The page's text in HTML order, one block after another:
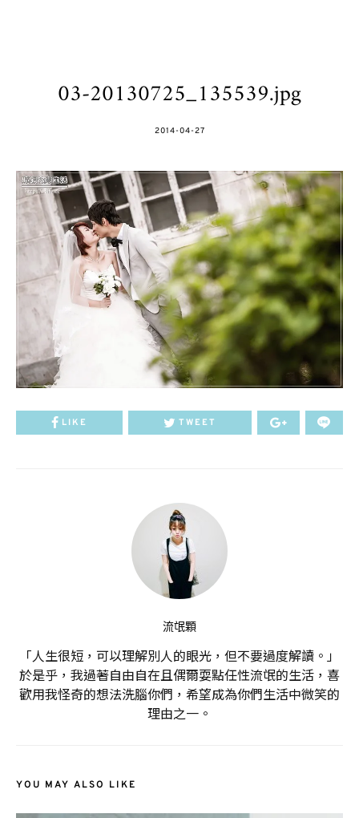
03-20130725_135539.jpg
POSTED
2014-04-27
LIKE TWEET
流氓顆
「人生很短，可以理解別人的眼光，但不要過度解讀。」
於是乎，我過著自由自在且偶爾耍點任性流氓的生活，喜
歡用我怪奇的想法洗腦你們，希望成為你們生活中微笑的
理由之一。
YOU MAY ALSO LIKE